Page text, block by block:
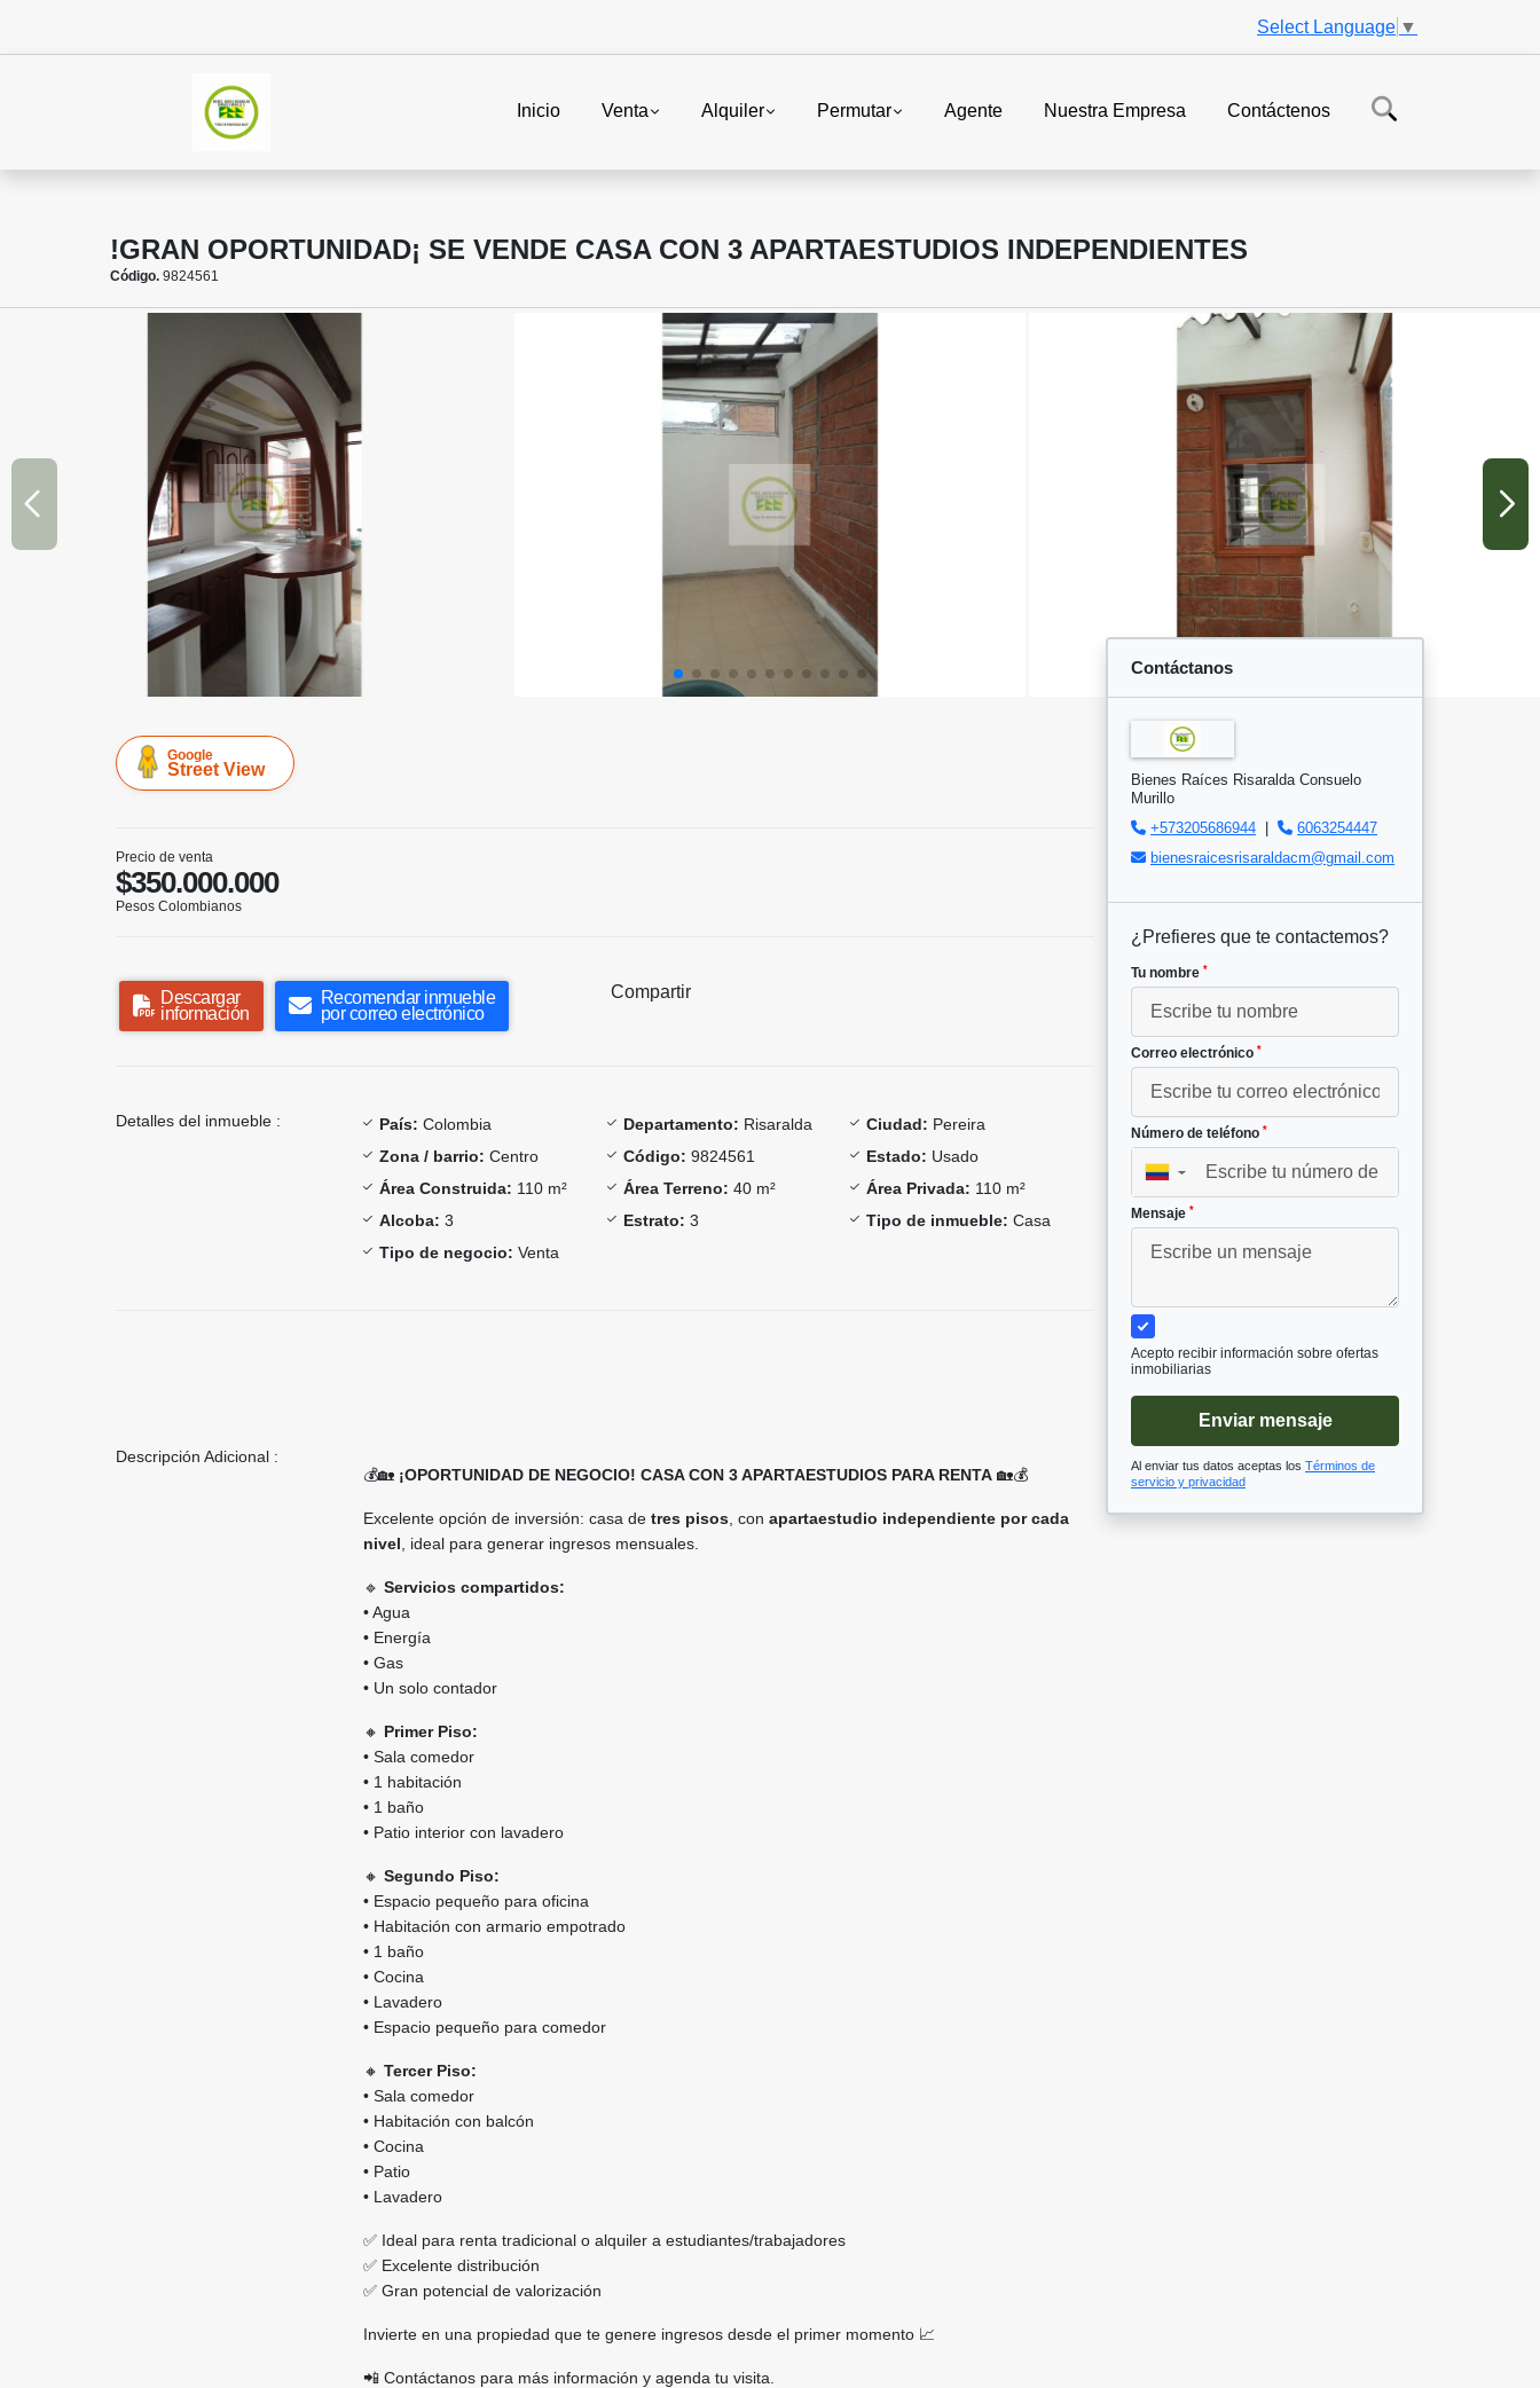
Select Language ▼
Inicio Venta Alquiler Permutar Agente Nuestra Empresa Contáctenos
!GRAN OPORTUNIDAD¡ SE VENDE CASA CON 3 APARTAESTUDIOS INDEPENDIENTES
Código. 9824561
Google
Street View
Precio de venta
$350.000.000
Pesos Colombianos
Descargar
información
Recomendar inmueble
por correo electrónico
Compartir
Detalles del inmueble : País: Colombia Departamento: Risaralda Ciudad: Pereira
Zona / barrio: Centro Código: 9824561 Estado: Usado
Área Construida: 110 m² Área Terreno: 40 m² Área Privada: 110 m²
Alcoba: 3 Estrato: 3 Tipo de inmueble: Casa
Tipo de negocio: Venta
Descripción Adicional :
💰🏡 ¡OPORTUNIDAD DE NEGOCIO! CASA CON 3 APARTAESTUDIOS PARA RENTA 🏡💰
Excelente opción de inversión: casa de tres pisos , con apartaestudio independiente por cada
nivel , ideal para generar ingresos mensuales.
🔹 Servicios compartidos:
• Agua
• Energía
• Gas
• Un solo contador
🔸 Primer Piso:
• Sala comedor
• 1 habitación
• 1 baño
• Patio interior con lavadero
🔸 Segundo Piso:
• Espacio pequeño para oficina
• Habitación con armario empotrado
• 1 baño
• Cocina
• Lavadero
• Espacio pequeño para comedor
🔸 Tercer Piso:
• Sala comedor
• Habitación con balcón
• Cocina
• Patio
• Lavadero
✅ Ideal para renta tradicional o alquiler a estudiantes/trabajadores
✅ Excelente distribución
✅ Gran potencial de valorización
Invierte en una propiedad que te genere ingresos desde el primer momento 📈
📲 Contáctanos para más información y agenda tu visita.
Contáctanos
Bienes Raíces Risaralda Consuelo
Murillo
+573205686944
6063254447
bienesraicesrisaraldacm@gmail.com
¿Prefieres que te contactemos?
Tu nombre *
Correo electrónico *
Número de teléfono *
▼
Mensaje *
Acepto recibir información sobre ofertas
inmobiliarias
Enviar mensaje
Al enviar tus datos aceptas los Términos de
servicio y privacidad